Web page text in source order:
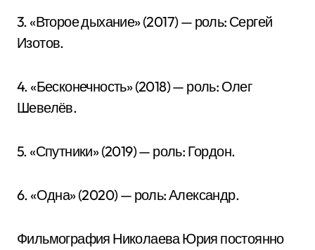
3. «Второе дыхание» (2017) — роль: Сергей
Изотов.
4. «Бесконечность» (2018) — роль: Олег
Шевелёв.
5. «Спутники» (2019) — роль: Гордон.
6. «Одна» (2020) — роль: Александр.
Фильмография Николаева Юрия постоянно